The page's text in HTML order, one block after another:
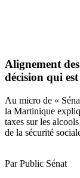
Alignement
décision qui
Au micro de «
la Martinique
taxes sur les
de la sécurité
Par Public Sénat